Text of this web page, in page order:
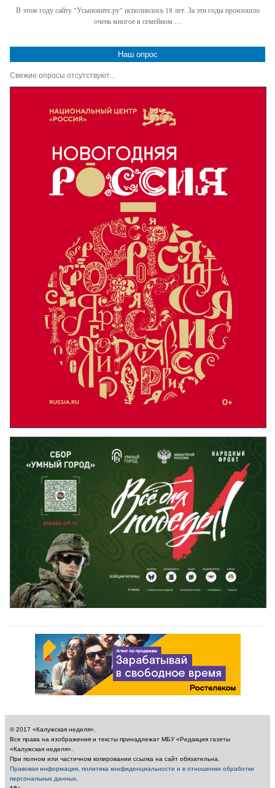
В этом году сайту "Усыновите.ру" исполнилось 18 лет. За эти годы произошло
очень многое в семейном …
Наш опрос
Свежие опросы отсутствуют...
© 2017 «Калужская неделя».
Все права на изображения и тексты принадлежат МБУ «Редакция газеты
«Калужская неделя».
При полном или частичном копировании ссылка на сайт обязательна.
Правовая информация, политика конфиденциальности и в отношении обработки
персональных данных